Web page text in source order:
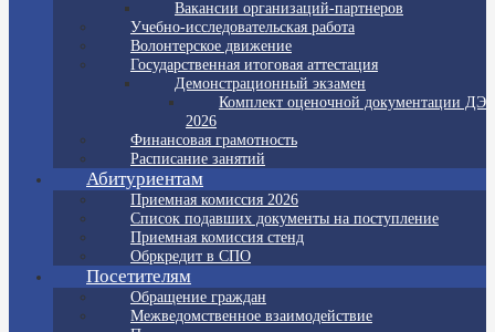
Вакансии организаций-партнеров
Учебно-исследовательская работа
Волонтерское движение
Государственная итоговая аттестация
Демонстрационный экзамен
Комплект оценочной документации ДЭ
2026
Финансовая грамотность
Расписание занятий
Абитуриентам
Приемная комиссия 2026
Список подавших документы на поступление
Приемная комиссия стенд
Обркредит в СПО
Посетителям
Обращение граждан
Межведомственное взаимодействие